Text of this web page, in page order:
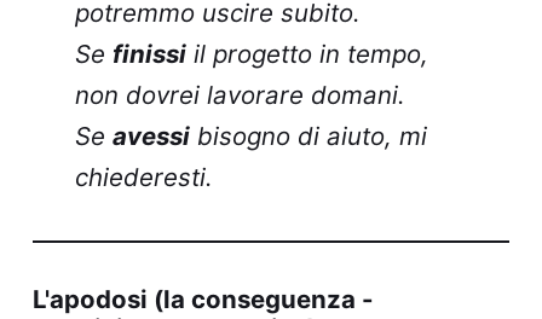
potremmo uscire subito.
Se finissi il progetto in tempo,
non dovrei lavorare domani.
Seavessi bisogno di aiuto, mi
chiederesti.
L'apodosi (la conseguenza -